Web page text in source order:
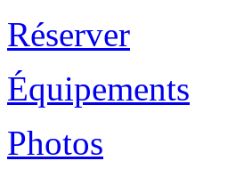
Réserver
Équipements
Photos